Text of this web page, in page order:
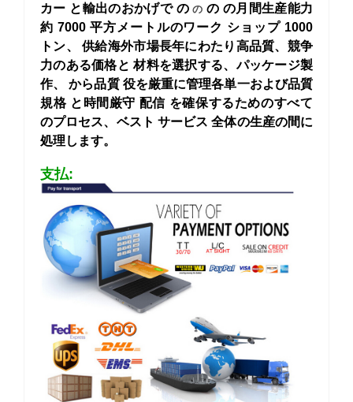
カー と輸出のおかげで のの の の月間生産能力
約 7000 平方メートルのワーク ショップ 1000
トン、
供給海外市場長年にわたり高品質、競争
力のある価格と材料を選択する、パッケージ製
作、
から品質 役を厳重に管理各単一および品質
規格 と時間厳守 配信 を確保するためのすべて
のプロセス、ベスト サービス全体の生産の間に
処理します。
支払: